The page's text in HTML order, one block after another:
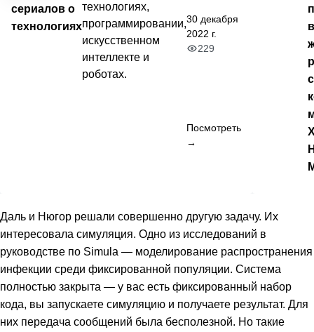
сериалов о
технологиях
технологиях,
программировании,
искусственном
интеллекте и
роботах.
30 декабря
2022 г.
229
Посмотреть
→
Даль и Нюгор решали совершенно другую задачу. Их
интересовала симуляция. Одно из исследований в
руководстве по Simula — моделирование распространения
инфекции среди фиксированной популяции. Система
полностью закрыта — у вас есть фиксированный набор
кода, вы запускаете симуляцию и получаете результат. Для
них передача сообщений была бесполезной. Но такие